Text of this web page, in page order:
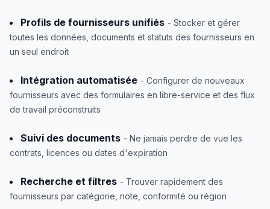
Profils de fournisseurs unifiés - Stocker et gérer
toutes les données, documents et statuts des fournisseurs en
un seul endroit
Intégration automatisée - Configurer de nouveaux
fournisseurs avec des formulaires en libre-service et des flux
de travail préconstruits
Suivi des documents - Ne jamais perdre de vue les
contrats, licences ou dates d'expiration
Recherche et filtres - Trouver rapidement des
fournisseurs par catégorie, note, conformité ou région